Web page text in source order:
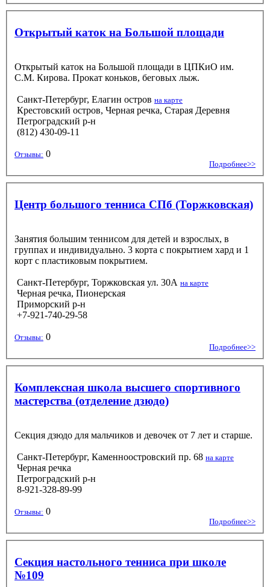
Открытый каток на Большой площади
Открытый каток на Большой площади в ЦПКиО им.
С.М. Кирова. Прокат коньков, беговых лыж.
Санкт-Петербург, Елагин остров на карте
Крестовский остров, Черная речка, Старая Деревня
Петроградский р-н
(812) 430-09-11
Отзывы: 0
Подробнее>>
Центр большого тенниса СПб (Торжковская)
Занятия большим теннисом для детей и взрослых, в
группах и индивидуально. 3 корта с покрытием хард и 1
корт с пластиковым покрытием.
Санкт-Петербург, Торжковская ул. 30А на карте
Черная речка, Пионерская
Приморский р-н
+7-921-740-29-58
Отзывы: 0
Подробнее>>
Комплексная школа высшего спортивного
мастерства (отделение дзюдо)
Секция дзюдо для мальчиков и девочек от 7 лет и старше.
Санкт-Петербург, Каменноостровский пр. 68 на карте
Черная речка
Петроградский р-н
8-921-328-89-99
Отзывы: 0
Подробнее>>
Секция настольного тенниса при школе
№109